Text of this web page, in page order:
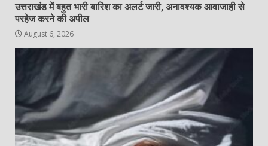
उत्तराखंड में बहुत भारी बारिश का अलर्ट जारी, अनावश्यक आवाजाही से
परहेज करने की अपील
August 6, 2026